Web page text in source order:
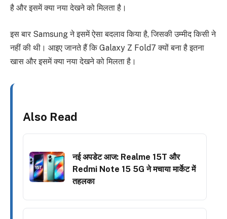
है और इसमें क्या नया देखने को मिलता है।
इस बार Samsung ने इसमें ऐसा बदलाव किया है, जिसकी उम्मीद किसी ने
नहीं की थी। आइए जानते हैं कि Galaxy Z Fold7 क्यों बना है इतना
खास और इसमें क्या नया देखने को मिलता है।
Also Read
नई अपडेट आज: Realme 15T और
Redmi Note 15 5G ने मचाया मार्केट में
तहलका